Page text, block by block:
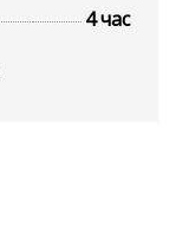
4 час